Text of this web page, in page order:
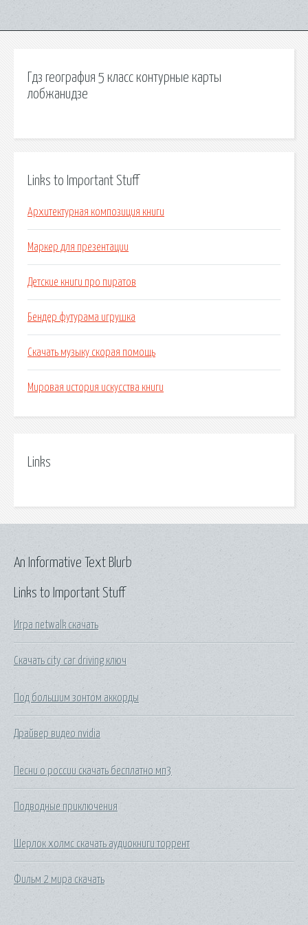
Гдз география 5 класс контурные карты
лобжанидзе
Links to Important Stuff
Архитектурная композиция книги
Маркер для презентации
Детские книги про пиратов
Бендер футурама игрушка
Скачать музыку скорая помощь
Мировая история искусства книги
Links
Links to Important Stuff
Игра netwalk скачать
Скачать city car driving ключ
Под большим зонтом аккорды
Драйвер видео nvidia
Песни о россии скачать бесплатно мп3
Подводные приключения
Шерлок холмс скачать аудиокниги торрент
Фильм 2 мира скачать
An Informative Text Blurb